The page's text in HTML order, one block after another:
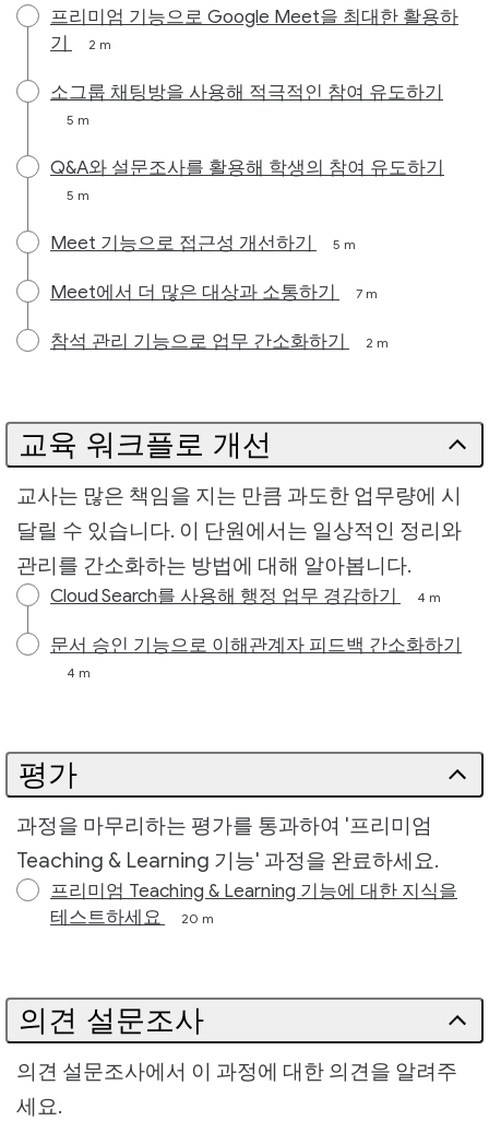
프리미엄 기능으로 Google Meet을 최대한 활용하
기
2 m
소그룹 채팅방을 사용해 적극적인 참여 유도하기
5 m
Q&A와 설문조사를 활용해 학생의 참여 유도하기
5 m
Meet 기능으로 접근성 개선하기 5 m
Meet에서 더 많은 대상과 소통하기 7 m
참석 관리 기능으로 업무 간소화하기 2 m
교육 워크플로 개선
교사는 많은 책임을 지는 만큼 과도한 업무량에 시
달릴 수 있습니다. 이 단원에서는 일상적인 정리와
관리를 간소화하는 방법에 대해 알아봅니다.
Cloud Search를 사용해 행정 업무 경감하기 4 m
문서 승인 기능으로 이해관계자 피드백 간소화하기
4 m
평가
과정을 마무리하는 평가를 통과하여 '프리미엄
Teaching & Learning 기능' 과정을 완료하세요.
프리미엄 Teaching & Learning 기능에 대한 지식을
테스트하세요
20 m
의견 설문조사
의견 설문조사에서 이 과정에 대한 의견을 알려주
세요.